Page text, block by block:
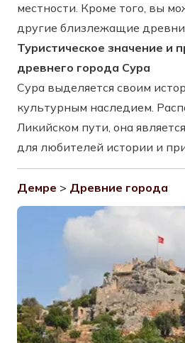
местности. Кроме того, вы
другие близлежащие
Туристическое значение и
древнего города Сура
Сура выделяется своим
культурным наследием.
Ликийском пути, она
для любителей истории и
Демре > Древние города